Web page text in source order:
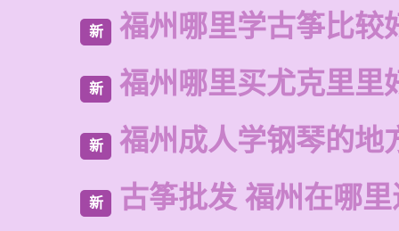
新 福州哪里学古筝比较
新 福州哪里买尤克里里
新 福州成人学钢琴的地
新 古筝批发 福州在哪